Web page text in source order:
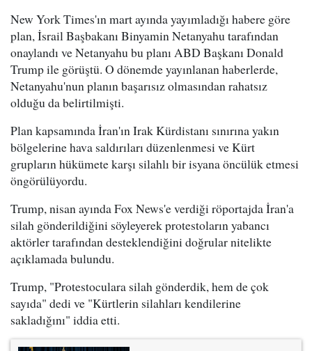
New York Times'ın mart ayında yayımladığı habere göre
plan, İsrail Başbakanı Binyamin Netanyahu tarafından
onaylandı ve Netanyahu bu planı ABD Başkanı Donald
Trump ile görüştü. O dönemde yayınlanan haberlerde,
Netanyahu'nun planın başarısız olmasından rahatsız
olduğu da belirtilmişti.
Plan kapsamında İran'ın Irak Kürdistanı sınırına yakın
bölgelerine hava saldırıları düzenlenmesi ve Kürt
grupların hükümete karşı silahlı bir isyana öncülük etmesi
öngörülüyordu.
Trump, nisan ayında Fox News'e verdiği röportajda İran'a
silah gönderildiğini söyleyerek protestoların yabancı
aktörler tarafından desteklendiğini doğrular nitelikte
açıklamada bulundu.
Trump, "Protestoculara silah gönderdik, hem de çok
sayıda" dedi ve "Kürtlerin silahları kendilerine
sakladığını" iddia etti.